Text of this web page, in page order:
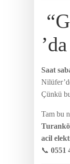
Saat
Çünkü
Tam bu
acil
📞 0551